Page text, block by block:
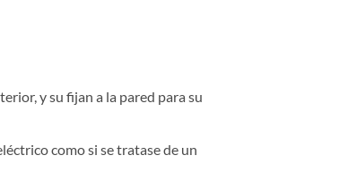
y su fijan a la pared para su
como si se tratase de un